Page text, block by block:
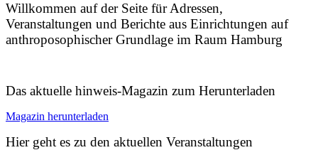
Willkommen auf der Seite für Adressen,
Veranstaltungen und Berichte aus Einrichtungen auf
anthroposophischer Grundlage im Raum Hamburg
Das aktuelle hinweis-Magazin zum Herunterladen
Magazin herunterladen
Hier geht es zu den aktuellen Veranstaltungen